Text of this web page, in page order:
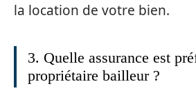
la location de votre bien.
3. Quelle assurance est
propriétaire bailleur ?